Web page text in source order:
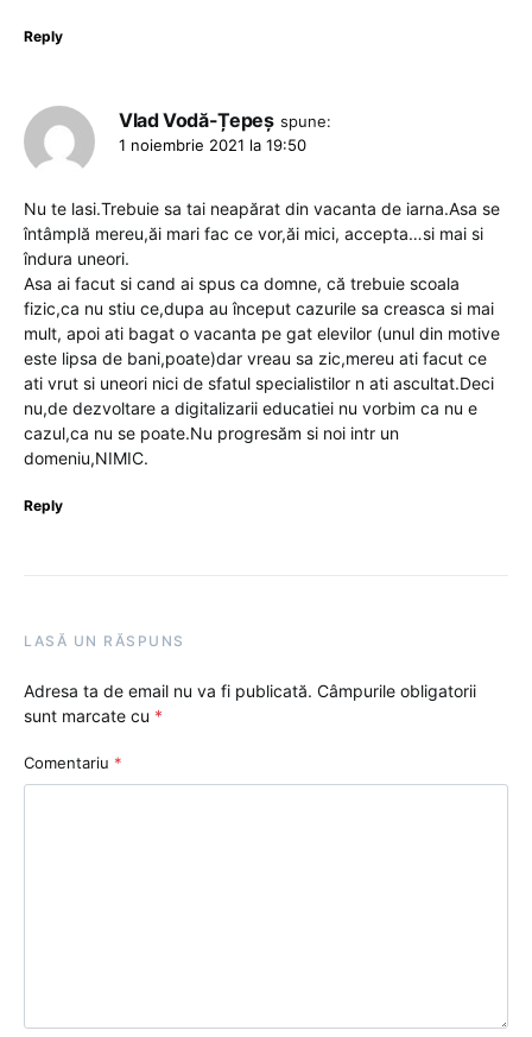
Reply
Vlad Vodă-Țepeș spune:
1 noiembrie 2021 la 19:50
Nu te lasi.Trebuie sa tai neapărat din vacanta de iarna.Asa se
întâmplă mereu,ăi mari fac ce vor,ăi mici, accepta…si mai si
îndura uneori.
Asa ai facut si cand ai spus ca domne, că trebuie scoala
fizic,ca nu stiu ce,dupa au început cazurile sa creasca si mai
mult, apoi ati bagat o vacanta pe gat elevilor (unul din motive
este lipsa de bani,poate)dar vreau sa zic,mereu ati facut ce
ati vrut si uneori nici de sfatul specialistilor n ati ascultat.Deci
nu,de dezvoltare a digitalizarii educatiei nu vorbim ca nu e
cazul,ca nu se poate.Nu progresăm si noi intr un
domeniu,NIMIC.
Reply
LASĂ UN RĂSPUNS
Adresa ta de email nu va fi publicată. Câmpurile obligatorii
sunt marcate cu *
Comentariu *